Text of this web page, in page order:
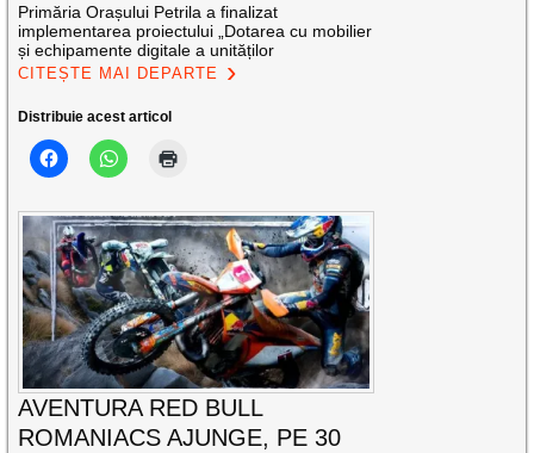
Primăria Orașului Petrila a finalizat
implementarea proiectului „Dotarea cu mobilier
și echipamente digitale a unităților
CITEȘTE MAI DEPARTE
Distribuie acest articol
AVENTURA RED BULL
ROMANIACS AJUNGE, PE 30